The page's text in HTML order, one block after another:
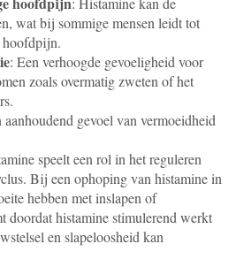
wat bij sommige mensen leidt tot
hoofdpijn.
: Een verhoogde gevoeligheid voor
zoals overmatig zweten of het
aanhoudend gevoel van vermoeidheid
speelt een rol in het reguleren
Bij een ophoping van histamine in
hebben met inslapen of
doordat histamine stimulerend werkt
en slapeloosheid kan